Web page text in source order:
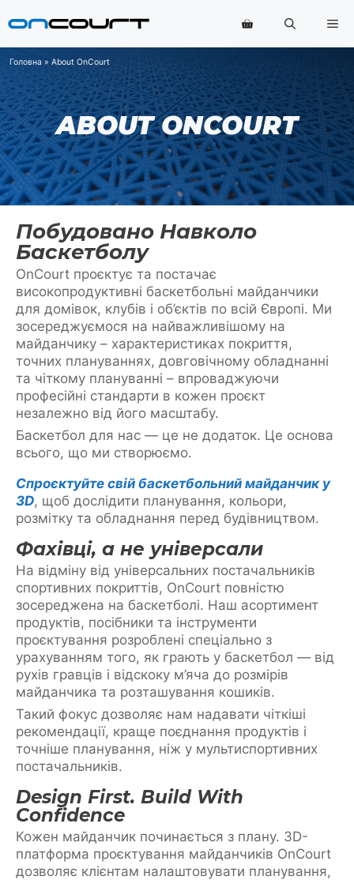
до
Головна » About OnCourt
ABOUT ONCOURT
Побудовано Навколо
Баскетболу
OnCourt проєктує та постачає
високопродуктивні баскетбольні майданчики
для домівок, клубів і об’єктів по всій Європі. Ми
зосереджуємося на найважливішому на
майданчику – характеристиках покриття,
точних плануваннях, довговічному обладнанні
та чіткому плануванні – впроваджуючи
професійні стандарти в кожен проєкт
незалежно від його масштабу.
Баскетбол для нас — це не додаток. Це основа
всього, що ми створюємо.
Спроєктуйте свій баскетбольний майданчик у
3D, щоб дослідити планування, кольори,
розмітку та обладнання перед будівництвом.
Фахівці, а не універсали
На відміну від універсальних постачальників
спортивних покриттів, OnCourt повністю
зосереджена на баскетболі. Наш асортимент
продуктів, посібники та інструменти
проєктування розроблені спеціально з
урахуванням того, як грають у баскетбол — від
рухів гравців і відскоку м’яча до розмірів
майданчика та розташування кошиків.
Такий фокус дозволяє нам надавати чіткіші
рекомендації, краще поєднання продуктів і
точніше планування, ніж у мультиспортивних
постачальників.
Design First. Build With
Confidence
Кожен майданчик починається з плану. 3D-
платформа проєктування майданчиків OnCourt
дозволяє клієнтам налаштовувати планування,